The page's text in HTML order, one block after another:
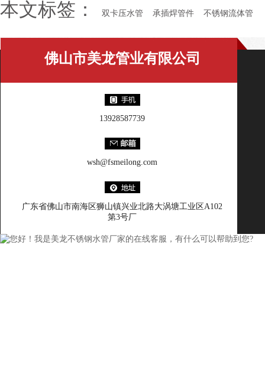
本文标签： 双卡压水管 承插焊管件 不锈钢流体管
佛山市美龙管业有限公司
13928587739
wsh@fsmeilong.com
广东省佛山市南海区狮山镇兴业北路大涡塘工业区A102
第3号厂